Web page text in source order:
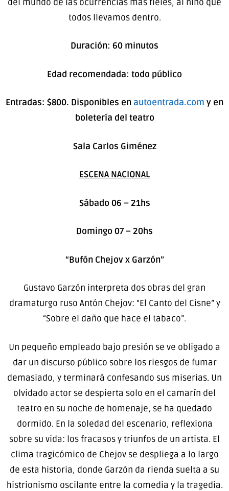
todos llevamos dentro.
Duración: 60 minutos
Edad recomendada: todo público
Entradas: $800. Disponibles en autoentrada.com y en
boletería del teatro
Sala Carlos Giménez
ESCENA NACIONAL
Sábado 06 – 21hs
Domingo 07 – 20hs
“Bufón Chejov x Garzón”
Gustavo Garzón interpreta dos obras del gran
dramaturgo ruso Antón Chejov: “El Canto del Cisne” y
“Sobre el daño que hace el tabaco”.
Un pequeño empleado bajo presión se ve obligado a
dar un discurso público sobre los riesgos de fumar
demasiado, y terminará confesando sus miserias. Un
olvidado actor se despierta solo en el camarín del
teatro en su noche de homenaje, se ha quedado
dormido. En la soledad del escenario, reflexiona
sobre su vida: los fracasos y triunfos de un artista. El
clima tragicómico de Chejov se despliega a lo largo
de esta historia, donde Garzón da rienda suelta a su
histrionismo oscilante entre la comedia y la tragedia.